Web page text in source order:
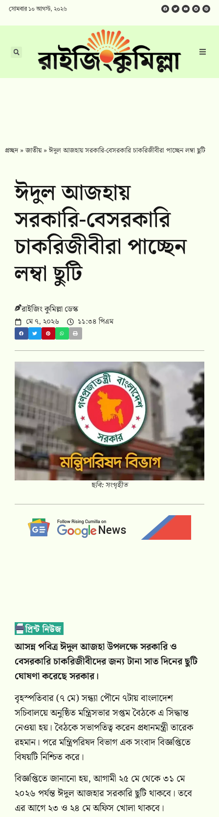
সোমবার ১০ আগস্ট, ২০২৬
প্রচ্ছদ»জাতীয়»ঈদুল আজহায় সরকারি-বেসরকারি চাকরিজীবীরা পাচ্ছেন লম্বা ছুটি
ঈদুল আজহায়
সরকারি-বেসরকারি
চাকরিজীবীরা পাচ্ছেন
লম্বা ছুটি
রাইজিং কুমিল্লা ডেস্ক
মে ৭, ২০২৬ ১১:৩৪ পিএম
ছবি: সংগৃহীত
আসন্ন পবিত্র ঈদুল আজহা উপলক্ষে সরকারি ও
বেসরকারি চাকরিজীবীদের জন্য টানা সাত দিনের ছুটি
ঘোষণা করেছে সরকার।
বৃহস্পতিবার (৭ মে) সন্ধ্যা পৌনে ৭টায় বাংলাদেশ
সচিবালয়ে অনুষ্ঠিত মন্ত্রিসভার সপ্তম বৈঠকে এ সিদ্ধান্ত
নেওয়া হয়। বৈঠকে সভাপতিত্ব করেন প্রধানমন্ত্রী তারেক
রহমান। পরে মন্ত্রিপরিষদ বিভাগ এক সংবাদ বিজ্ঞপ্তিতে
বিষয়টি নিশ্চিত করে।
বিজ্ঞপ্তিতে জানানো হয়, আগামী ২৫ মে থেকে ৩১ মে
২০২৬ পর্যন্ত ঈদুল আজহার সরকারি ছুটি থাকবে। তবে
এর আগে ২৩ ও ২৪ মে অফিস খোলা থাকবে।